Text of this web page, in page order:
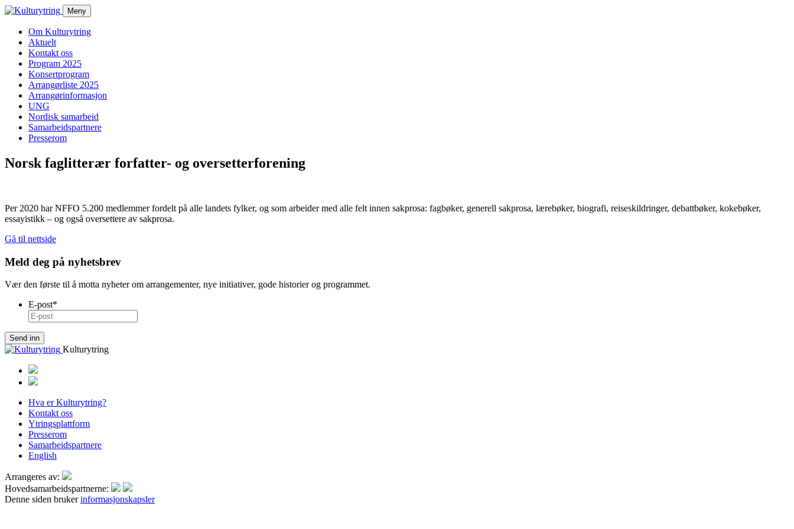
Skip
content
Meny
Om Kulturytring
Aktuelt
Kontakt oss
Program 2025
Konsertprogram
Arrangørliste 2025
Arrangørinformasjon
UNG
Nordisk samarbeid
Samarbeidspartnere
Presserom
Norsk faglitterær forfatter- og oversetterforening
Per 2020 harNFFO 5.200 medlemmer fordelt på alle landets fylker, og som arbeider med alle felt innen sakprosa: fagbøker, generell sakprosa, lærebøker, biografi, reiseskildringer, debattbøker, kokebøker,
essayistikk – og også oversettere av sakprosa.
Gå til nettside
Meld deg på nyhetsbrev
Vær den første til å motta nyheter om arrangementer, nye initiativer, gode historier og programmet.
E-post*
Kulturytring
Hva er Kulturytring?
Kontakt oss
Ytringsplattform
Presserom
Samarbeidspartnere
English
Arrangeres av:
Hovedsamarbeidspartnerne:
Denne siden brukerinformasjonskapsler